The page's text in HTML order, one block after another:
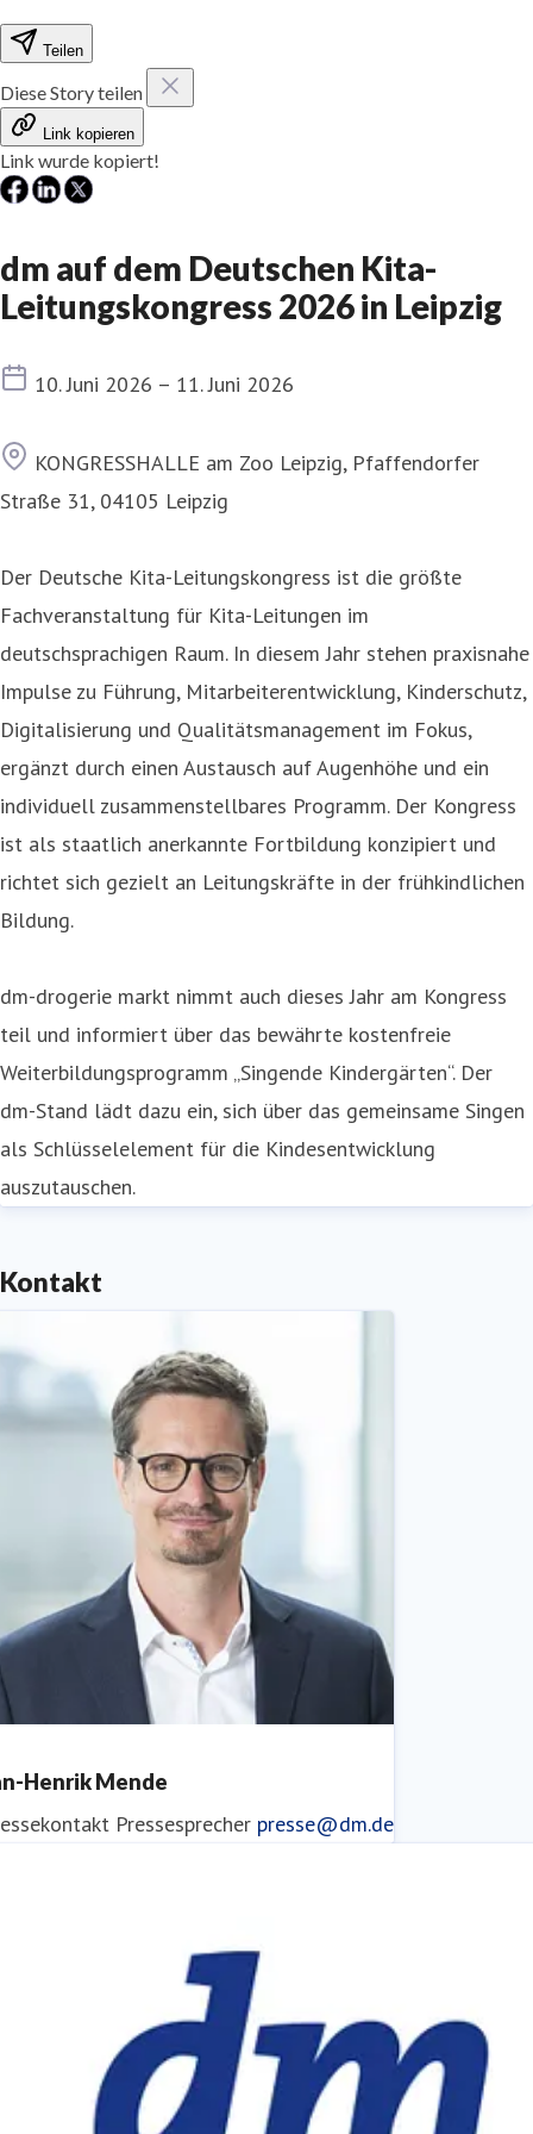
Teilen
Diese Story teilen
Link kopieren
Link wurde kopiert!
dm auf dem Deutschen Kita-
Leitungskongress 2026 in Leipzig
Termin
10. Juni 2026 – 11. Juni 2026
Ort
KONGRESSHALLE am Zoo Leipzig, Pfaffendorfer
Straße 31, 04105 Leipzig
Der Deutsche Kita-Leitungskongress ist die größte
Fachveranstaltung für Kita-Leitungen im
deutschsprachigen Raum. In diesem Jahr stehen praxisnahe
Impulse zu Führung, Mitarbeiterentwicklung, Kinderschutz,
Digitalisierung und Qualitätsmanagement im Fokus,
ergänzt durch einen Austausch auf Augenhöhe und ein
individuell zusammenstellbares Programm. Der Kongress
ist als staatlich anerkannte Fortbildung konzipiert und
richtet sich gezielt an Leitungskräfte in der frühkindlichen
Bildung.
dm-drogerie markt nimmt auch dieses Jahr am Kongress
teil und informiert über das bewährte kostenfreie
Weiterbildungsprogramm „Singende Kindergärten“. Der
dm-Stand lädt dazu ein, sich über das gemeinsame Singen
als Schlüsselelement für die Kindesentwicklung
auszutauschen.
Kontakt
Henrik Mende
Pressesprecher presse@dm.de